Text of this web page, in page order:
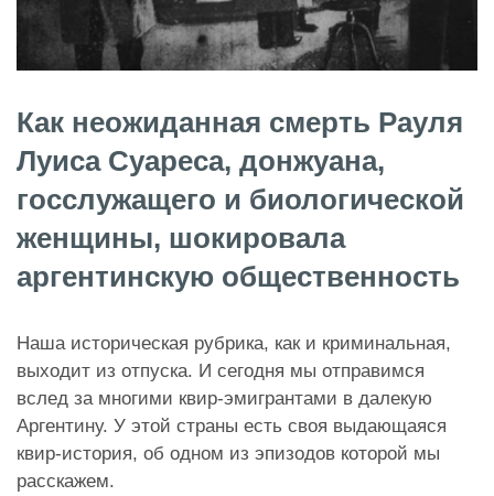
Как неожиданная смерть Рауля
Луиса Суареса, донжуана,
госслужащего и биологической
женщины, шокировала
аргентинскую общественность
Наша историческая рубрика, как и криминальная,
выходит из отпуска. И сегодня мы отправимся
вслед за многими квир-эмигрантами в далекую
Аргентину. У этой страны есть своя выдающаяся
квир-история, об одном из эпизодов которой мы
расскажем.